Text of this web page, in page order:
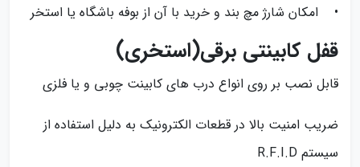
• امکان شارژ مچ بند و خرید با آن از بوفه باشگاه یا استخر
قفل کابینتی برقی(استخری)
قابل نصب بر روی انواع درب های کابینت چوبی و یا فلزی
ضریب امنیت بالا در قطعات الکترونیک به دلیل استفاده از
سیستم R.F.I.D